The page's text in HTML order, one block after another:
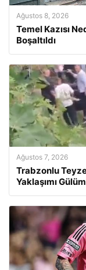
Ağustos 8, 2026
Temel Kazısı
Boşaltıldı
Ağustos 7, 2026
Trabzonlu
Yaklaşımı